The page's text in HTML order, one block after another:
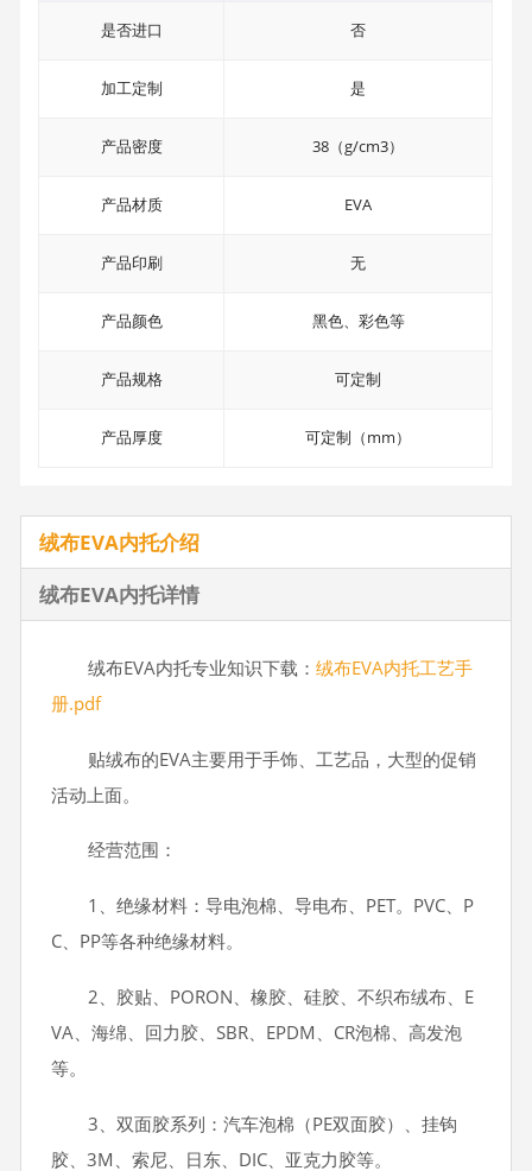
是否进口 否
加工定制 是
产品密度 38（g/cm3）
产品材质 EVA
产品印刷 无
产品颜色 黑色、彩色等
产品规格 可定制
产品厚度 可定制（mm）
绒布EVA内托介绍
绒布EVA内托详情
绒布EVA内托专业知识下载：绒布EVA内托工艺手
册.pdf
贴绒布的EVA主要用于手饰、工艺品，大型的促销
活动上面。
经营范围：
1、绝缘材料：导电泡棉、导电布、PET。PVC、P
C、PP等各种绝缘材料。
2、胶贴、PORON、橡胶、硅胶、不织布绒布、E
VA、海绵、回力胶、SBR、EPDM、CR泡棉、高发泡
等。
3、双面胶系列：汽车泡棉（PE双面胶）、挂钩
胶、3M、索尼、日东、DIC、亚克力胶等。